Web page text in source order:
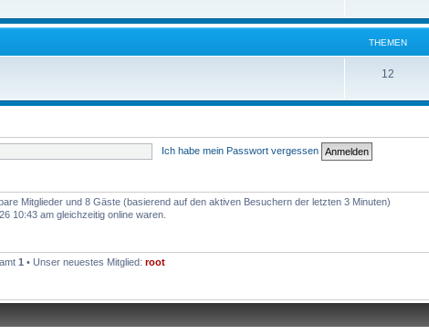
THEMEN
12
Ich habe mein Passwort vergessen
Mitglieder und 8 Gäste (basierend auf den aktiven Besuchern der letzten 3 Minuten)
10:43 am gleichzeitig online waren.
1 • Unser neuestes Mitglied: root